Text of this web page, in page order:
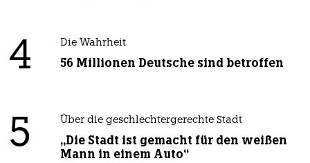
4 Die Wahrheit
56 Millionen Deutsche sind betroffen
5 Über die geschlechtergerechte Stadt
„Die Stadt ist gemacht für den weißen
Mann in einem Auto“